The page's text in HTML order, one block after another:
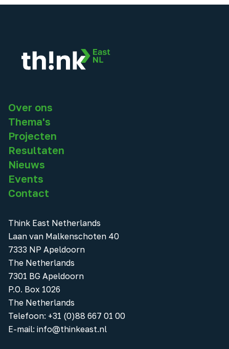
Over ons
Thema's
Projecten
Resultaten
Nieuws
Events
Contact
Think East Netherlands
Laan van Malkenschoten 40
7333 NP Apeldoorn
The Netherlands
7301 BG Apeldoorn
P.O. Box 1026
The Netherlands
Telefoon: +31 (0)88 667 01 00
E-mail: info@thinkeast.nl